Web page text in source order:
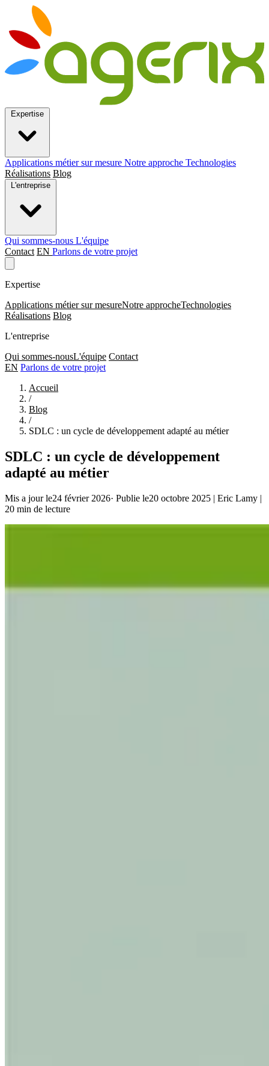
Applications métier sur mesure Notre approche Technologies
Réalisations Blog
Qui sommes-nous L'équipe
Contact EN Parlons de votre projet
Expertise
Applications métier sur mesureNotre approcheTechnologies
Réalisations Blog
L'entreprise
Qui sommes-nousL'équipe Contact
EN Parlons de votre projet
Accueil
/
Blog
/
SDLC : un cycle de développement adapté au métier
SDLC : un cycle de développement
adapté au métier
Mis a jour le24 février 2026· Publie le20 octobre 2025 | Eric Lamy |
20 min de lecture